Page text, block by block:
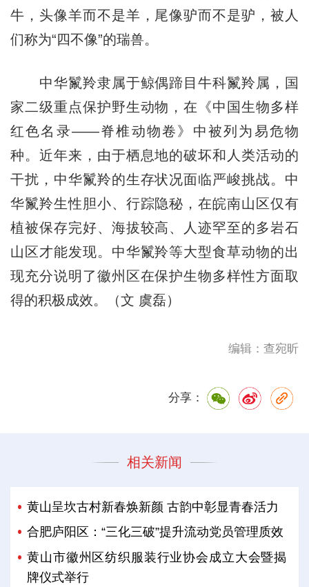
牛，头像羊而不是羊，尾像驴而不是驴，被人
们称为“四不像”的瑞兽。
中华鬣羚隶属于鲸偶蹄目牛科鬣羚属，国
家二级重点保护野生动物，在《中国生物多样
红色名录——脊椎动物卷》中被列为易危物
种。近年来，由于栖息地的破坏和人类活动的
干扰，中华鬣羚的生存状况面临严峻挑战。中
华鬣羚生性胆小、行踪隐秘，在皖南山区仅有
植被保存完好、海拔较高、人迹罕至的多岩石
山区才能发现。中华鬣羚等大型食草动物的出
现充分说明了徽州区在保护生物多样性方面取
得的积极成效。（文 虞磊）
编辑：查宛昕
分享：
相关新闻
黄山呈坎古村新春焕新颜 古韵中彰显青春活力
合肥庐阳区：“三化三破”提升流动党员管理质效
黄山市徽州区纺织服装行业协会成立大会暨揭
牌仪式举行